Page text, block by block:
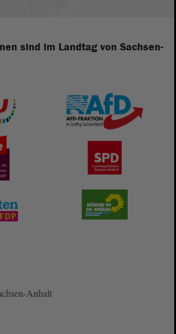
sind im Landtag von Sachsen-
Anhalt